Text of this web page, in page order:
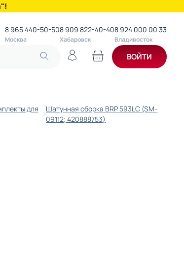
8 965 440-50-50
Москва
8 909 822-40-40
Хабаровск
8 924 000 00 33
Владивосток
ВОЙТИ
для
Шатунная сборка BRP 593LC (SM-
09112; 420888753)